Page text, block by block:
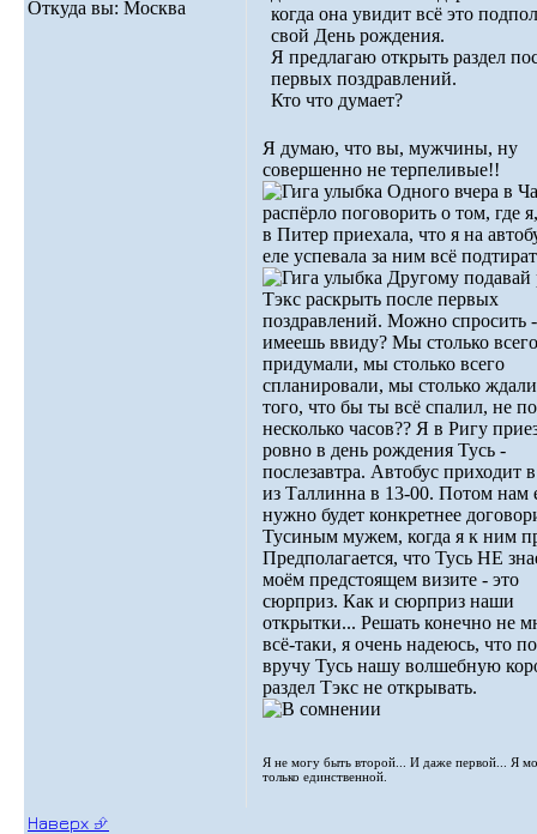
Откуда вы: Москва
когда она увидит всё это
свой День рождения.
Я предлагаю открыть раздел
первых поздравлений.
Кто что думает?
Я думаю, что вы, мужчины, ну
совершенно не терпеливые!!
Одного вчера в
распёрло поговорить о том, где
в Питер приехала, что я на
еле успевала за ним всё
Другому подавай
Тэкс раскрыть после первых
поздравлений. Можно спросить
имеешь ввиду? Мы столько всего
придумали, мы столько всего
спланировали, мы столько
того, что бы ты всё спалил, не
несколько часов?? Я в Ригу
ровно в день рождения Тусь -
послезавтра. Автобус приходит
из Таллинна в 13-00. Потом нам
нужно будет конкретнее
Тусиным мужем, когда я к ним
Предполагается, что Тусь НЕ
моём предстоящем визите - это
сюрприз. Как и сюрприз наши
открытки... Решать конечно не
всё-таки, я очень надеюсь, что
вручу Тусь нашу волшебную
раздел Тэкс не открывать.
Я не могу быть второй... И даже первой... Я
только единственной.
Наверх ⮵